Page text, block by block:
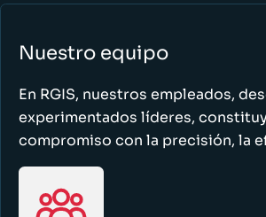
Nuestro equipo
En RGIS, nuestros empleados,
experimentados líderes,
compromiso con la precisión, la